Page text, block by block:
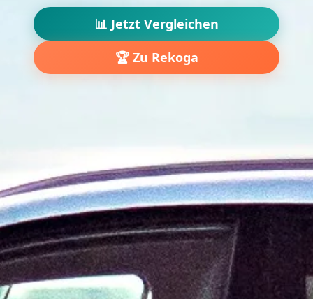
📊 Jetzt Vergleichen
🏆 Zu Rekoga